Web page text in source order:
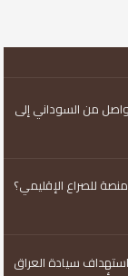
من السوداني إلى
للصراع الإقليمي؟
استهداف سيادة العراق